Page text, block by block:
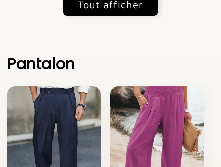
Tout afficher
Pantalon